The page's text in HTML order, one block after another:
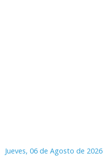
Jueves, 06 de Agosto de 2026